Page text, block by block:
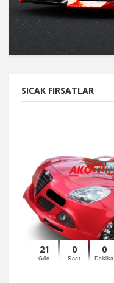
SICAK FIRSATLAR
21
Gün
0
Saat
0
Dakika